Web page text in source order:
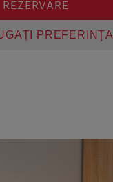
REZERVARE
PREFERINŢA